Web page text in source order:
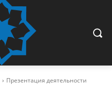
Презентация деятельности